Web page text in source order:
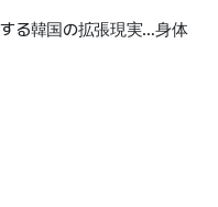
する韓国の拡張現実…身体